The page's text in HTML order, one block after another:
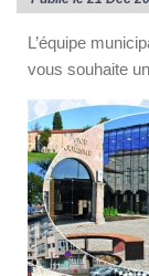
L’équipe
vous souhaite